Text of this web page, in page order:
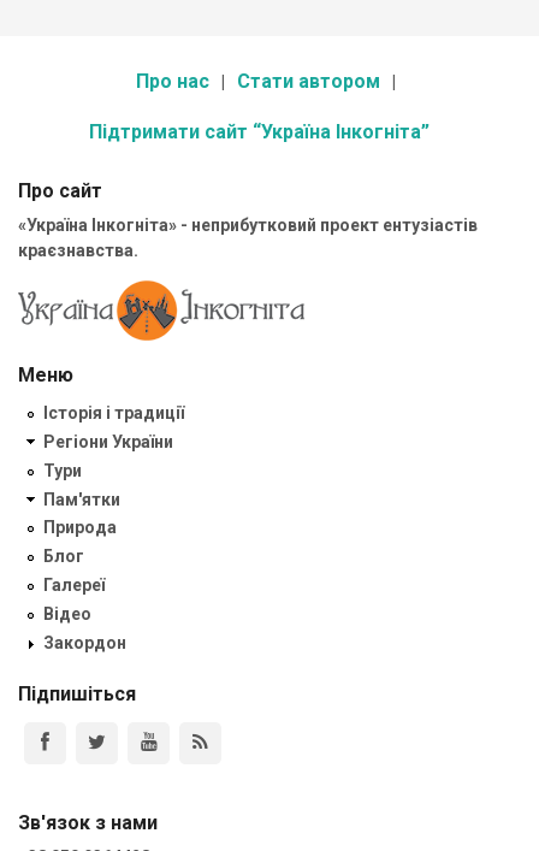
Про нас Стати автором
Підтримати сайт “Україна Інкогніта”
Про сайт
«Україна Інкогніта» - неприбутковий проект ентузіастів
краєзнавства.
Меню
Історія і традиції
Регіони України
Тури
Пам'ятки
Природа
Блог
Галереї
Відео
Закордон
Підпишіться
Зв'язок з нами